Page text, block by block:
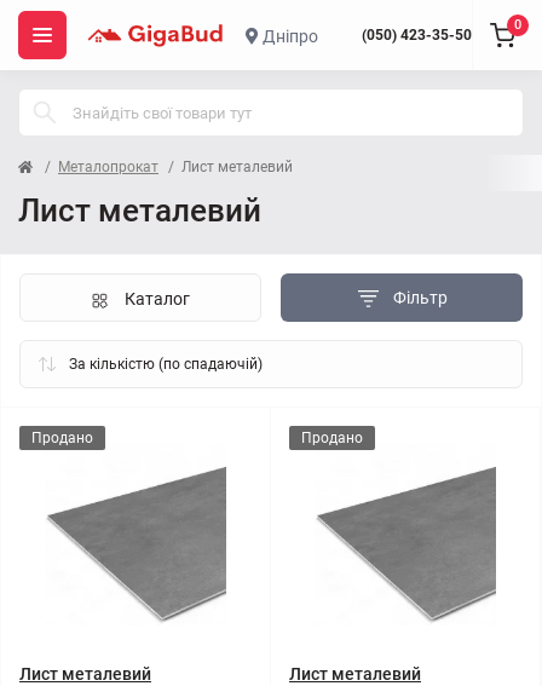
Дніпро (050) 423-35-50
0
Металопрокат Лист металевий
Лист металевий
Фільтр
Каталог
Продано
Лист металевий
Продано
Лист металевий